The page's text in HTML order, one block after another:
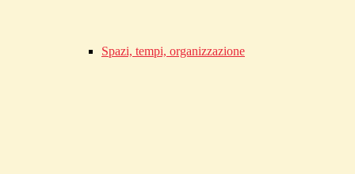
Spazi, tempi, organizzazione